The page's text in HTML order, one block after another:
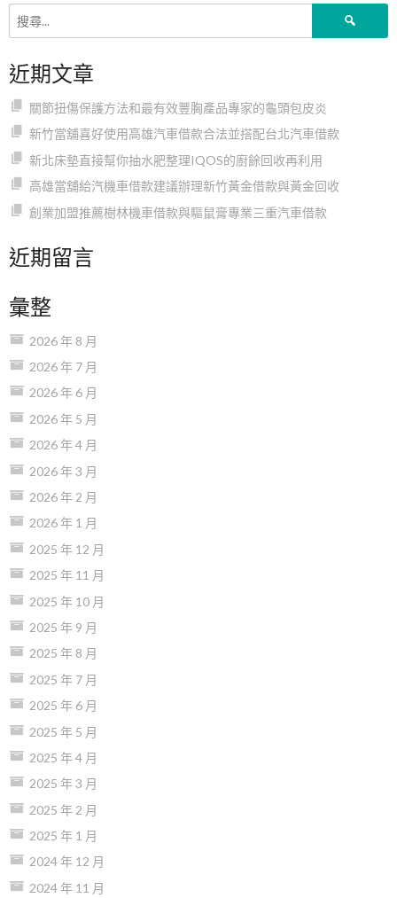
近期文章
關節扭傷保護方法和最有效豐胸產品專家的龜頭包皮炎
新竹當舖喜好使用高雄汽車借款合法並搭配台北汽車借款
新北床墊直接幫你抽水肥整理IQOS的廚餘回收再利用
高雄當舖給汽機車借款建議辦理新竹黃金借款與黃金回收
創業加盟推薦樹林機車借款與驅鼠膏專業三重汽車借款
近期留言
彙整
2026 年 8 月
2026 年 7 月
2026 年 6 月
2026 年 5 月
2026 年 4 月
2026 年 3 月
2026 年 2 月
2026 年 1 月
2025 年 12 月
2025 年 11 月
2025 年 10 月
2025 年 9 月
2025 年 8 月
2025 年 7 月
2025 年 6 月
2025 年 5 月
2025 年 4 月
2025 年 3 月
2025 年 2 月
2025 年 1 月
2024 年 12 月
2024 年 11 月